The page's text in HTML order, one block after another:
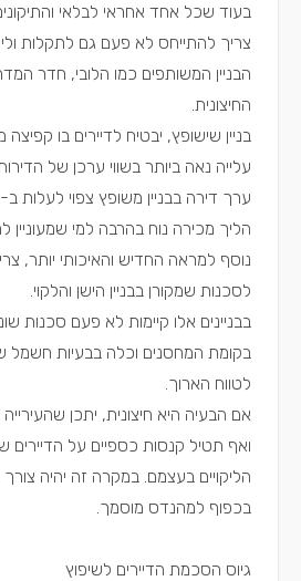
בעוד שכל אחד אחראי לבלאי
צריך להתייחס לא פעם גם לתקלות
הבניין המשותפים כמו הלובי, חדר
החיצונית.
בניין שישופץ, יבטיח לדיירים בו
עלייה נאה ביותר בשווי ערכן של
הליך מכירה נוח בהרבה למי שמעוניין
נוסף למראה החדיש והאיכותי יותר,
לסכנות שמקורן בבניין הישן והלקוי.
בבניינים אלו קיימות לא פעם סכנות
בקומת המחסנים וכלה בבעיות חשמל
לטווח הארוך.
אם הבעיה היא חיצונית, יתכן
ואף תטיל קנסות כספיים על הדיירים
הליקויים בעצמם. במקרה זה יהיה
בכפוף למהנדס מוסמך.
גיוס הסכמת הדיירים לשיפוץ